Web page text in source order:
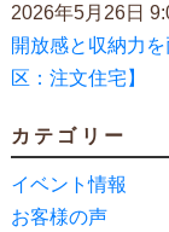
2026年5月26日
開放感と収納力
区：注文住宅】
カテゴリー
イベント情報
お客様の声